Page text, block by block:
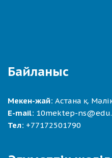
Байланыс
Мекен-жай: Астана қ.
E-mail: 10mektep-
Тел: +77172501790